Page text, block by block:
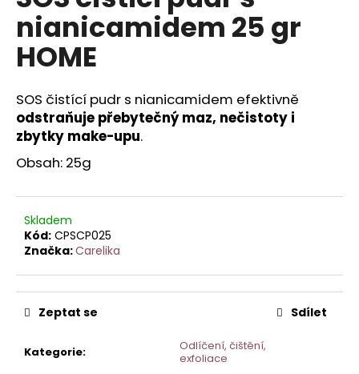
5
hvězdiček.
nianicamidem 25 gr
HOME
SOS čistící pudr s nianicamidem efektivně
odstraňuje přebytečný maz, nečistoty i
zbytky make-upu.
Obsah: 25g
Skladem
Kód: CPSCP025
Značka:Carelika
Kategorie:
Odlíčení, čištění,
exfoliace
Zeptat se Sdílet
a
j
í
?
D
o
p
o
u
č